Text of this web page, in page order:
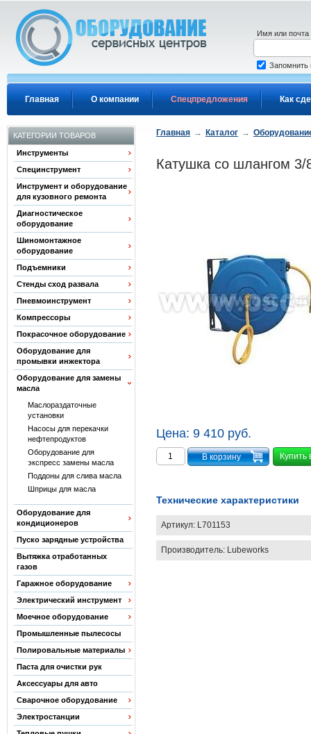
Главная О компании Спецпредложения Как
Имя или почта
Запомнить
КАТЕГОРИИ ТОВАРОВ
Инструменты
Специнструмент
Инструмент и оборудование
для кузовного ремонта
Диагностическое
оборудование
Шиномонтажное
оборудование
Подъемники
Стенды сход развала
Пневмоинструмент
Компрессоры
Покрасочное оборудование
Оборудование для
промывки инжектора
Оборудование для замены
масла
Маслораздаточные
установки
Насосы для перекачки
нефтепродуктов
Оборудование для
экспресс замены масла
Поддоны для слива масла
Шприцы для масла
Оборудование для
кондиционеров
Пуско зарядные устройства
Вытяжка отработанных
газов
Гаражное оборудование
Электрический инструмент
Моечное оборудование
Промышленные пылесосы
Полировальные материалы
Паста для очистки рук
Аксессуары для авто
Сварочное оборудование
Электростанции
Главная → Каталог →
Катушка со шлангом 3/
Цена: 9 410 руб.
Купить
Технические характеристики
Артикул: L701153
Производитель: Lubeworks